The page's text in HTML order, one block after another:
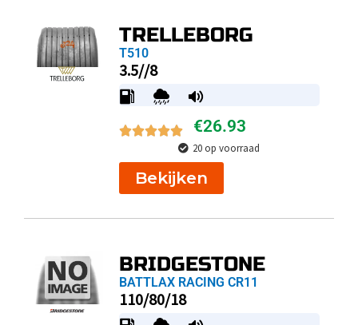
TRELLEBORG
T510
3.5//8
€26.93
20 op voorraad
Bekijken
BRIDGESTONE
BATTLAX RACING CR11
110/80/18